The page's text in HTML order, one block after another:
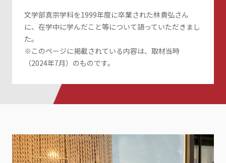
文学部真宗学科を1999年度に卒業された林貴弘さん
に、在学中に学んだこと等について語っていただきまし
た。
※このページに掲載されている内容は、取材当時
（2024年7月）のものです。